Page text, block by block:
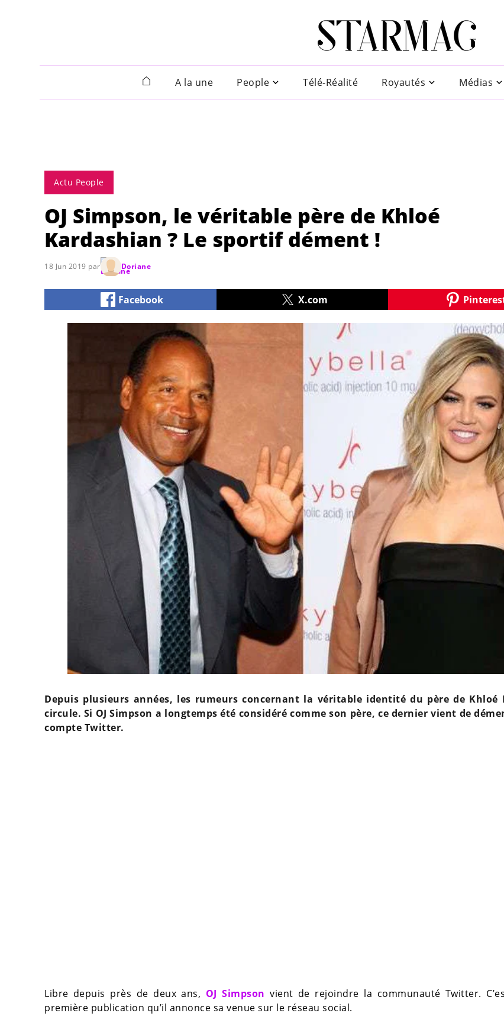
A la une People Télé-Réalité Royautés Médias
Actu People
OJ Simpson, le véritable père de Khloé
Kardashian ? Le sportif dément !
18 Jun 2019 par Doriane
Facebook X.com
Depuis plusieurs années, les rumeurs concernant la véritable identité du père de Khloé
circule. Si OJ Simpson a longtemps été considéré comme son père, ce dernier vient de
compte Twitter.
Libre depuis près de deux ans, OJ Simpson vient de rejoindre la communauté Twitter.
première publication qu’il annonce sa venue sur le réseau social.